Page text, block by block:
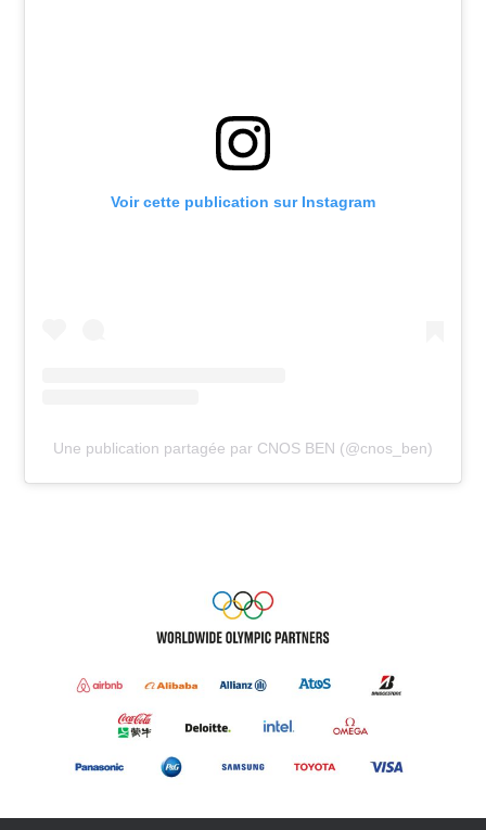
Voir cette publication sur Instagram
Une publication partagée par CNOS BEN (@cnos_ben)